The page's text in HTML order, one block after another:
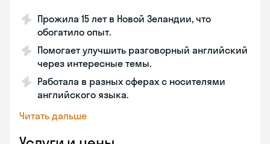
Прожила 15 лет в Новой Зеландии, что
обогатило опыт.
Помогает улучшить разговорный английский
через интересные темы.
Работала в разных сферах с носителями
английского языка.
Читать дальше